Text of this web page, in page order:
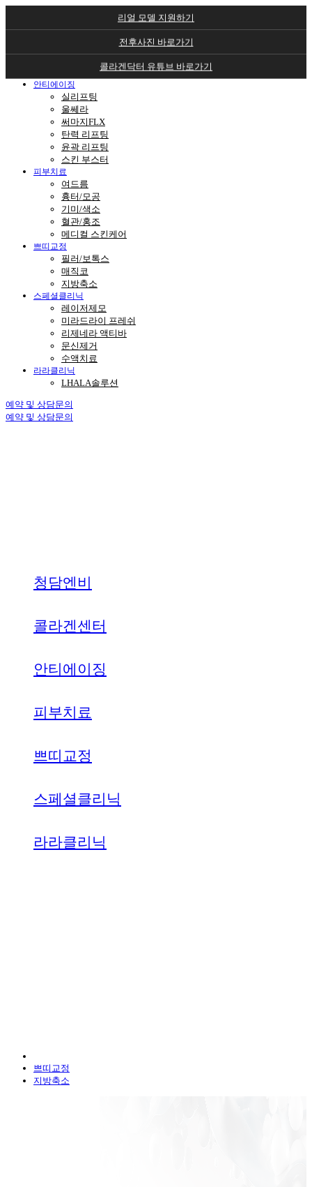
전후사진 바로가기
콜라겐닥터 유튜브 바로가기
콜라겐터치
콜라겐주사
안티에이징
실리프팅
울쎄라
써마지FLX
탄력 리프팅
윤곽 리프팅
스킨 부스터
피부치료
여드름
흉터/모공
기미/색소
혈관/홍조
메디컬 스킨케어
쁘띠교정
필러/보톡스
매직코
지방축소
스페셜클리닉
레이저제모
미라드라이 프레쉬
리제네라 액티바
문신제거
수액치료
라라클리닉
LHALA솔루션
예약 및 상담문의
예약 및 상담문의
청담엔비
콜라겐센터
안티에이징
피부치료
쁘띠교정
스페셜클리닉
라라클리닉
쁘띠교정
지방축소